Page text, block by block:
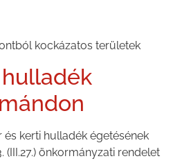
kockázatos területek
kerti hulladék égetésének
önkormányzati rendelet